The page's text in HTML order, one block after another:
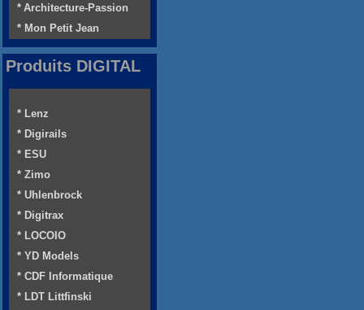
* Architecture-Passion
* Mon Petit Jean
Produits DIGITAL
* Lenz
* Digirails
* ESU
* Zimo
* Uhlenbrock
* Digitrax
* LOCOIO
* YD Models
* CDF Informatique
* LDT Littfinski